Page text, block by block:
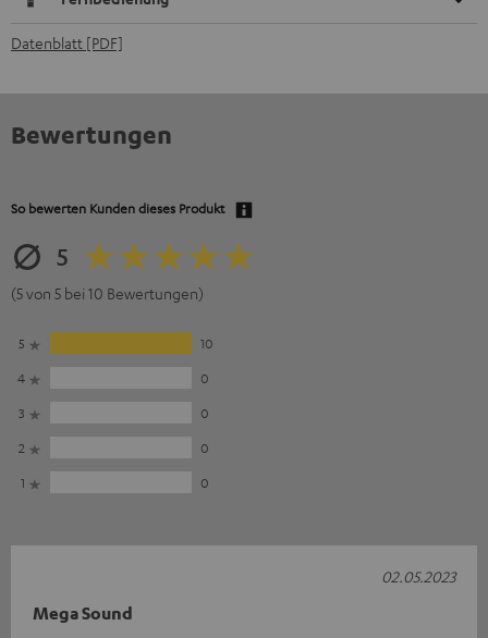
Datenblatt [PDF]
Bewertungen
So bewerten Kunden dieses Produkt
5
(5 von 5 bei 10 Bewertungen)
5
10
4
0
3
0
2
0
1
0
Mega Sound
02.05.2023